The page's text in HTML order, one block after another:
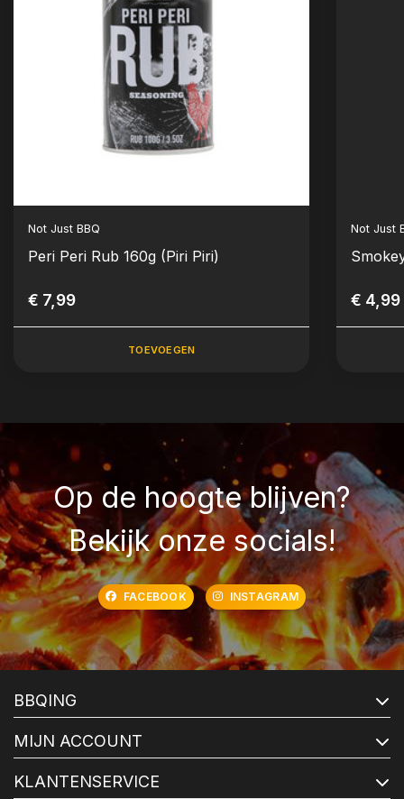
Not Just BBQ
Peri Peri Rub 160g (Piri Piri)
€ 7,99
TOEVOEGEN
Not Just
€ 4,99
Op de hoogte blijven?
Bekijk onze socials!
FACEBOOK INSTAGRAM
BBQING
MIJN ACCOUNT
KLANTENSERVICE